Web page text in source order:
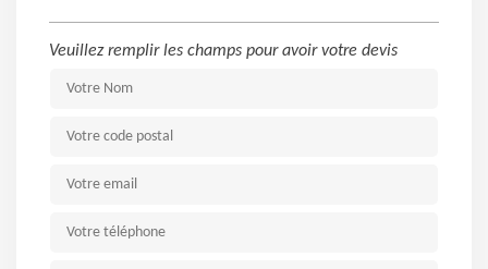
Veuillez remplir les champs pour avoir votre devis